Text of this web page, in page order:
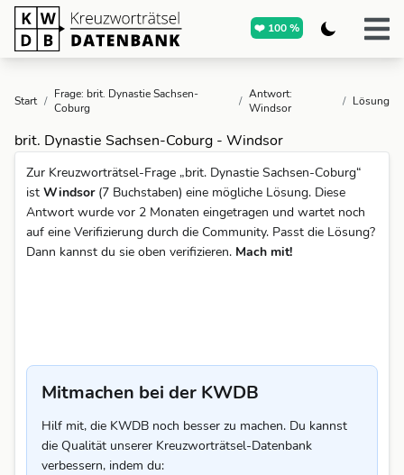
❤️ 100 %
Start / Frage: brit. Dynastie Sachsen-
Coburg
/ Antwort:
Windsor
/ Lösung
brit. Dynastie Sachsen-Coburg - Windsor
Zur Kreuzworträtsel-Frage „brit. Dynastie Sachsen-Coburg“
ist Windsor(7 Buchstaben) eine mögliche Lösung. Diese
Antwort wurde vor 2 Monaten eingetragen und wartet noch
auf eine Verifizierung durch die Community. Passt die Lösung?
Dann kannst du sie oben verifizieren. Mach mit!
Mitmachen bei der KWDB
Hilf mit, die KWDB noch besser zu machen. Du kannst
die Qualität unserer Kreuzworträtsel-Datenbank
verbessern, indem du: